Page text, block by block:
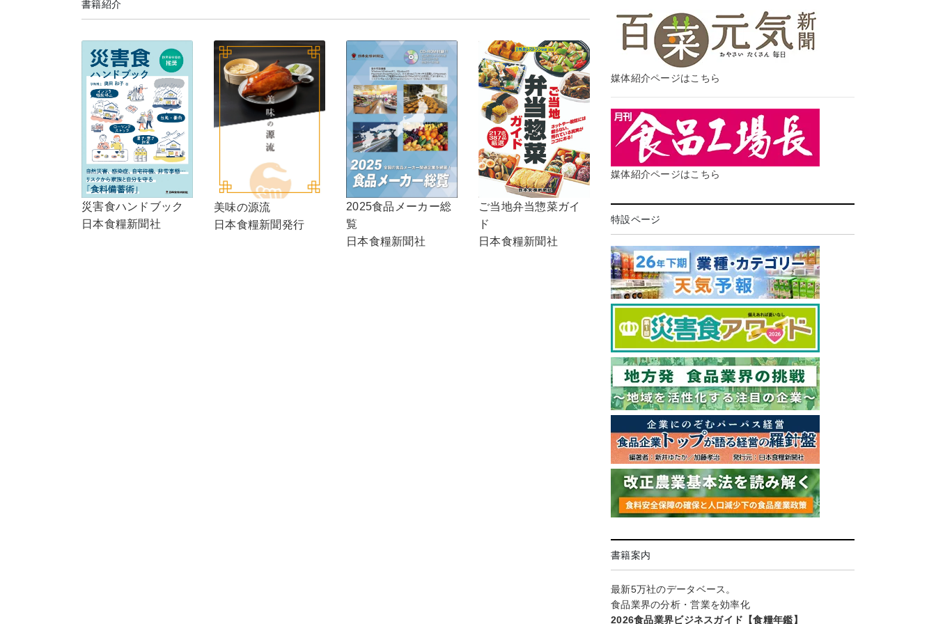
書籍紹介
災害食ハンドブック
日本食糧新聞社
美味の源流
日本食糧新聞発行
2025食品メーカー総
覧
日本食糧新聞社
ご当地弁当惣菜ガイ
ド
日本食糧新聞社
媒体紹介ページはこちら
媒体紹介ページはこちら
特設ページ
書籍案内
最新5万社のデータベース。
食品業界の分析・営業を効率化
2026食品業界ビジネスガイド【食糧年鑑】